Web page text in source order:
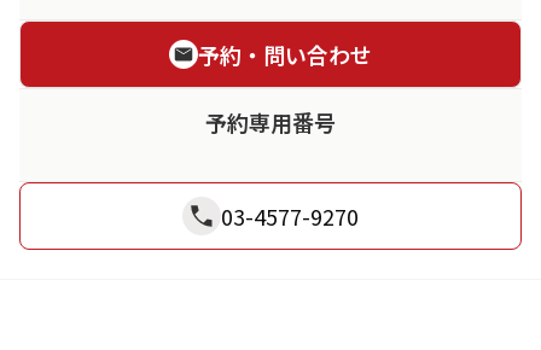
予約・問い合わせ
予約専用番号
03-4577-9270